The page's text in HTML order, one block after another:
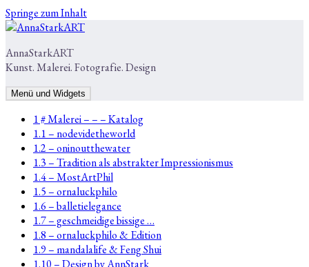
Springe zum Inhalt
AnnaStarkART
Kunst. Malerei. Fotografie. Design
Menü und Widgets
1 # Malerei – – – Katalog
1.1 – nodevidetheworld
1.2 – oninoutthewater
1.3 – Tradition als abstrakter Impressionismus
1.4 – MostArtPhil
1.5 – ornaluckphilo
1.6 – balletielegance
1.7 – geschmeidige bissige …
1.8 – ornaluckphilo & Edition
1.9 – mandalalife & Feng Shui
1.10 – Design by AnnStark